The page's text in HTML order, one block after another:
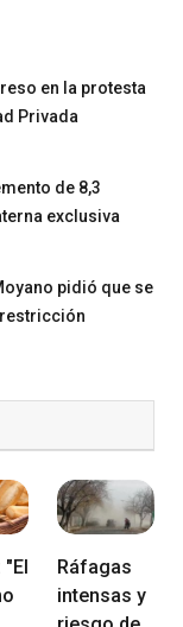
en la protesta
Privada
de 8,3
exclusiva
pidió que se
restricción
Ráfagas
intensas y